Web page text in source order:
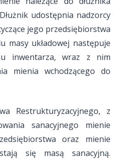
udostępnia nadzorcy
jego przedsiębiorstwa
masy układowej następuje
inwentarza, wraz z nim
mienia wchodzącego do
Restrukturyzacyjnego, z
sanacyjnego mienie
oraz mienie
się masą sanacyjną.